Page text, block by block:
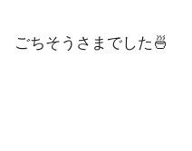
ごちそうさまでした🍜